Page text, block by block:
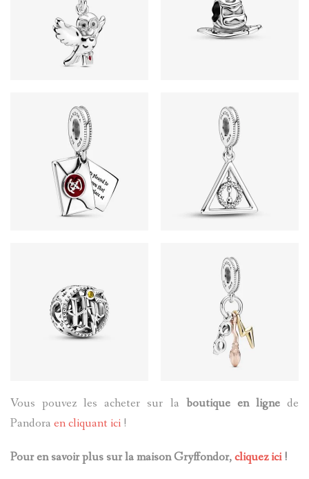
Vous pouvez les acheter sur la boutique en lignede
Pandora en cliquant ici !
Pour en savoir plus sur la maison Gryffondor,cliquez ici!